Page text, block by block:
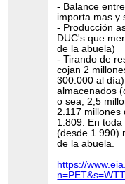
- Balance
importa mas y
- Producción
DUC's que
de la abuela)
- Tirando de
cojan 2
300.000 al
almacenados
o sea, 2,5
2.117 millones
1.809. En
(desde 1.990)
de la abuela.
https://